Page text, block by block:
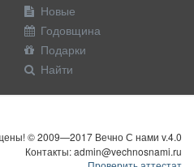
Новые
Годовщина
Подарки
Найти
© 2009—2017 Вечно С нами v.4.0
Контакты: admin@vechnosnami.ru